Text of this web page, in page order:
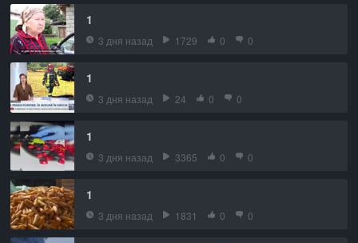
1
3 дня назад 1729 0 0
1
3 дня назад 24 0 0
1
3 дня назад 3365 0 0
1
3 дня назад 1831 0 0